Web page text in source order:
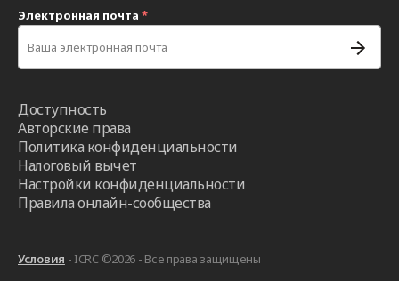
Электронная почта *
Доступность
Авторские права
Политика конфиденциальности
Налоговый вычет
Настройки конфиденциальности
Правила онлайн-сообщества
Условия - ICRC ©2026 - Все права защищены